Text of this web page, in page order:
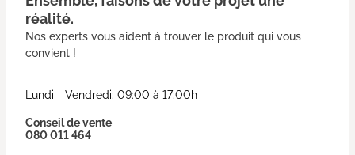
réalité.
Nos experts vous aident à trouver le produit qui vous
convient !
Lundi - Vendredi: 09:00 à 17:00h
Conseil de vente
080 011 464